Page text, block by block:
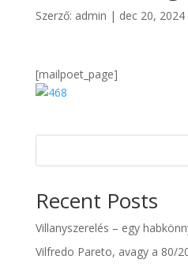
Szerző: admin | dec 20, 2024
[mailpoet_page]
Recent Posts
Villanyszerelés – egy
Vilfredo Pareto, avagy a 80/